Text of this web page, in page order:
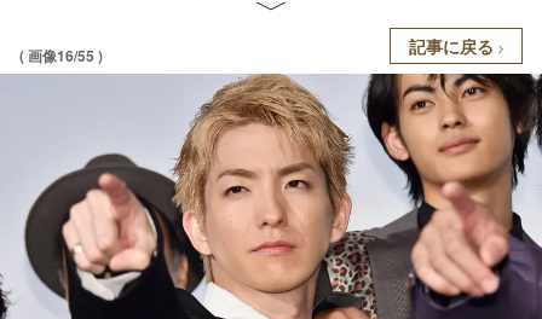
( 画像16/55 ) 記事に戻る